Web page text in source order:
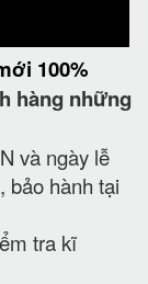
100%
hàng những
và ngày lễ
bảo hành tại
tra kĩ